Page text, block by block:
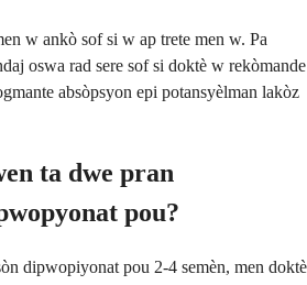
w ankò sof si w ap trete men w. Pa
oswa rad sere sof si doktè w rekòmande
absòpsyon epi potansyèlman lakòz
ta dwe pran
pou?
dipwopiyonat pou 2-4 semèn, men doktè